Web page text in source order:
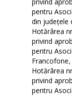
pentru
din județele
Hotărârea
privind
pentru
Hotărârea
privind
pentru